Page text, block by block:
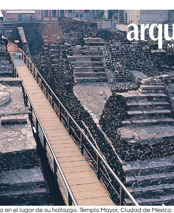
el lugar de su hallazgo. Templo Mayor, Ciudad de México.